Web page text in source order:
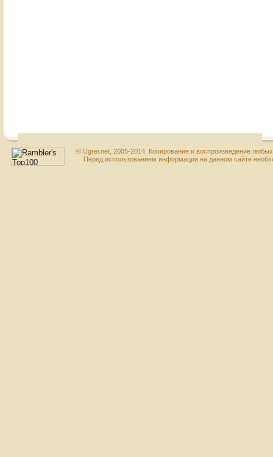
© Ugrei.net, 2005-2014. Копирование и воспроизведение
Перед использованием информации на данном сайте